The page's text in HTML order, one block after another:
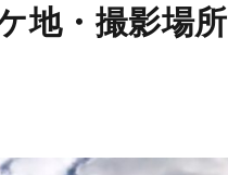
地・撮影場所